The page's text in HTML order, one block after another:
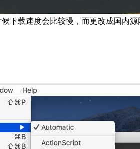
下载速度会比较慢，而更改成国内